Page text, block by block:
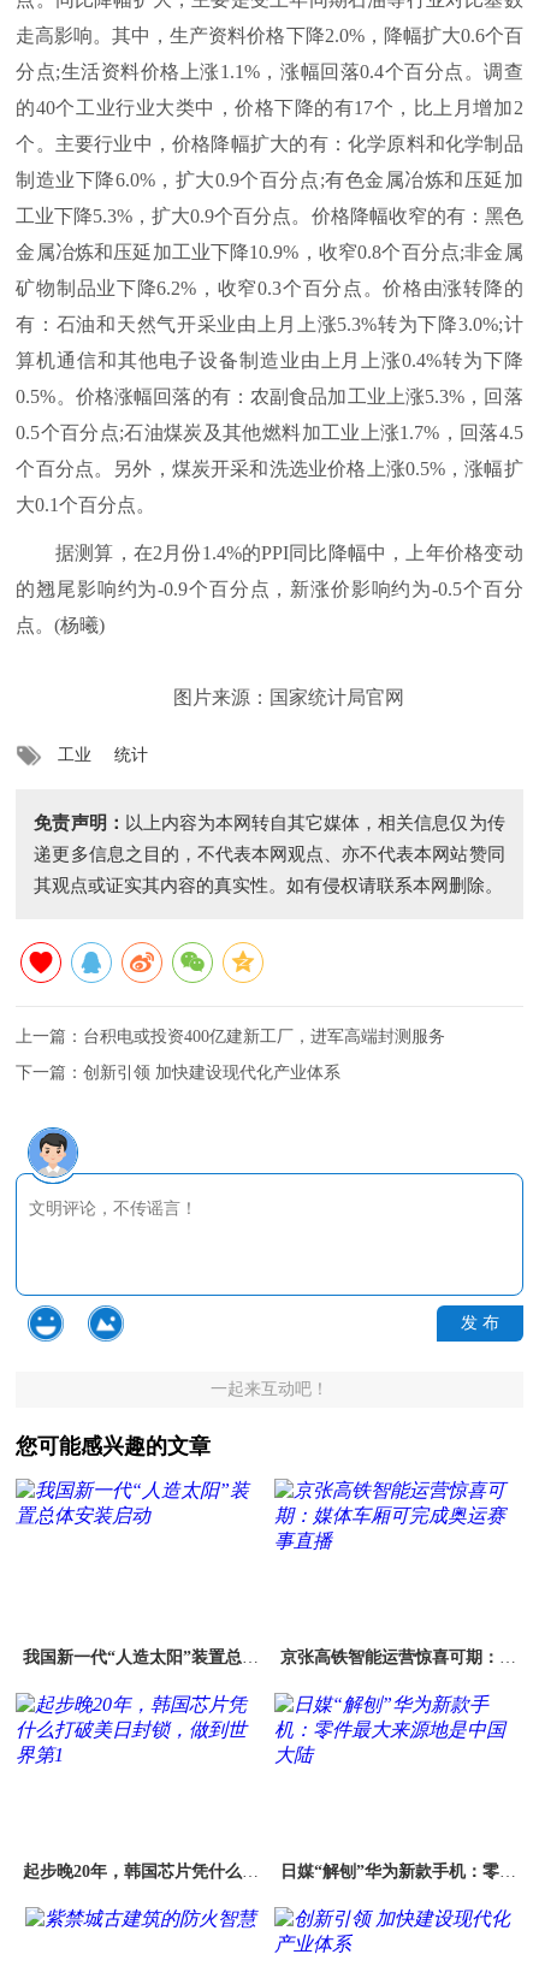
走高影响。其中，生产资料价格下降2.0%，降幅扩大0.6个百
分点;生活资料价格上涨1.1%，涨幅回落0.4个百分点。调查
的40个工业行业大类中，价格下降的有17个，比上月增加2
个。主要行业中，价格降幅扩大的有：化学原料和化学制品
制造业下降6.0%，扩大0.9个百分点;有色金属冶炼和压延加
工业下降5.3%，扩大0.9个百分点。价格降幅收窄的有：黑色
金属冶炼和压延加工业下降10.9%，收窄0.8个百分点;非金属
矿物制品业下降6.2%，收窄0.3个百分点。价格由涨转降的
有：石油和天然气开采业由上月上涨5.3%转为下降3.0%;计
算机通信和其他电子设备制造业由上月上涨0.4%转为下降
0.5%。价格涨幅回落的有：农副食品加工业上涨5.3%，回落
0.5个百分点;石油煤炭及其他燃料加工业上涨1.7%，回落4.5
个百分点。另外，煤炭开采和洗选业价格上涨0.5%，涨幅扩
大0.1个百分点。
据测算，在2月份1.4%的PPI同比降幅中，上年价格变动
的翘尾影响约为-0.9个百分点，新涨价影响约为-0.5个百分
点。(杨曦)
图片来源：国家统计局官网
工业 统计
免责声明： 以上内容为本网转自其它媒体，相关信息仅为传
递更多信息之目的，不代表本网观点、亦不代表本网站赞同
其观点或证实其内容的真实性。如有侵权请联系本网删除。
上一篇： 台积电或投资400亿建新工厂，进军高端封测服务
下一篇：创新引领 加快建设现代化产业体系
发 布
一起来互动吧！
您可能感兴趣的文章
我国新一代“人造太阳”装置总体
京张高铁智能运营惊喜可期：媒
起步晚20年，韩国芯片凭什么打
日媒“解刨”华为新款手机：零件